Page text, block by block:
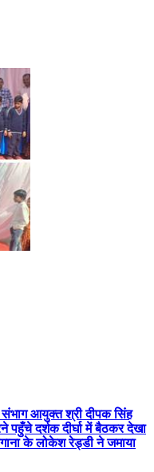
आयुक्त श्री दीपक सिंह
पहुँचे दर्शक दीर्घा में बैठकर देखा
के लोकेश रेड्डी ने जमाया